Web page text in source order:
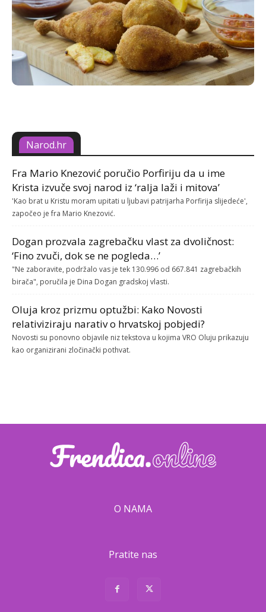
Narod.hr
Fra Mario Knezović poručio Porfiriju da u ime
Krista izvuče svoj narod iz ‘ralja laži i mitova’
'Kao brat u Kristu moram upitati u ljubavi patrijarha Porfirija slijedeće',
započeo je fra Mario Knezović.
Dogan prozvala zagrebačku vlast za dvoličnost:
‘Fino zvuči, dok se ne pogleda…’
"Ne zaboravite, podržalo vas je tek 130.996 od 667.841 zagrebačkih
birača", poručila je Dina Dogan gradskoj vlasti.
Oluja kroz prizmu optužbi: Kako Novosti
relativiziraju narativ o hrvatskoj pobjedi?
Novosti su ponovno objavile niz tekstova u kojima VRO Oluju prikazuju
kao organizirani zločinački pothvat.
O NAMA
Pratite nas